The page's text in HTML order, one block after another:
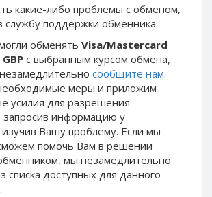
какие-либо проблемы с обменом,
службу поддержки обменника.
обменять Visa/Mastercard
с выбранным курсом обмена,
сообщите нам.
меры и приложим
усилия для разрешения
запросив информацию у
Вашу проблему. Если мы
помочь Вам в решении
мы незамедлительно
списка доступных для данного
Phone Balance UAH
Phone Balance AMD
Neteller USD
Neteller EUR
Neteller INR
Neteller PLN
Neteller GBP
Neteller NOK
Neteller SEK